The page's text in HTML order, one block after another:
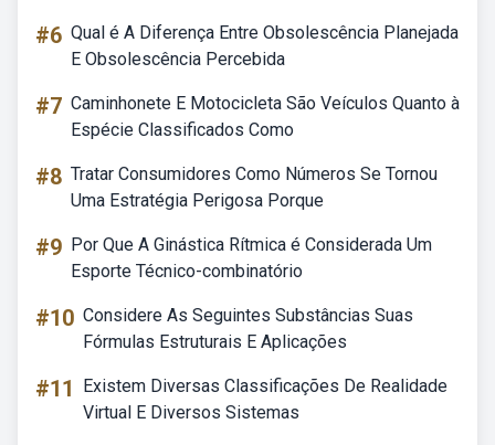
#6 Qual é A Diferença Entre Obsolescência Planejada
E Obsolescência Percebida
#7 Caminhonete E Motocicleta São Veículos Quanto à
Espécie Classificados Como
#8 Tratar Consumidores Como Números Se Tornou
Uma Estratégia Perigosa Porque
#9 Por Que A Ginástica Rítmica é Considerada Um
Esporte Técnico-combinatório
#10 Considere As Seguintes Substâncias Suas
Fórmulas Estruturais E Aplicações
#11
Existem Diversas Classificações De Realidade
Virtual E Diversos Sistemas